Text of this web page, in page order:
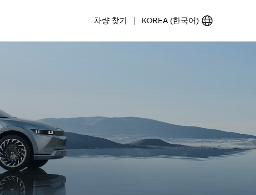
차량 찾기 KOREA (한국어)